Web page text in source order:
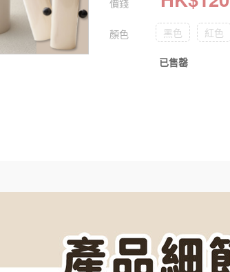
價錢
顏色 黑色 紅色
已售罄